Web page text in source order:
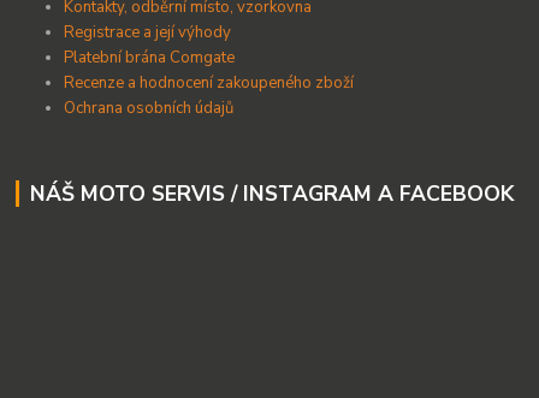
Kontakty, odběrní místo, vzorkovna
Registrace a její výhody
Platební brána Comgate
Recenze a hodnocení zakoupeného zboží
Ochrana osobních údajů
NÁŠ MOTO SERVIS / INSTAGRAM A FACEBOOK